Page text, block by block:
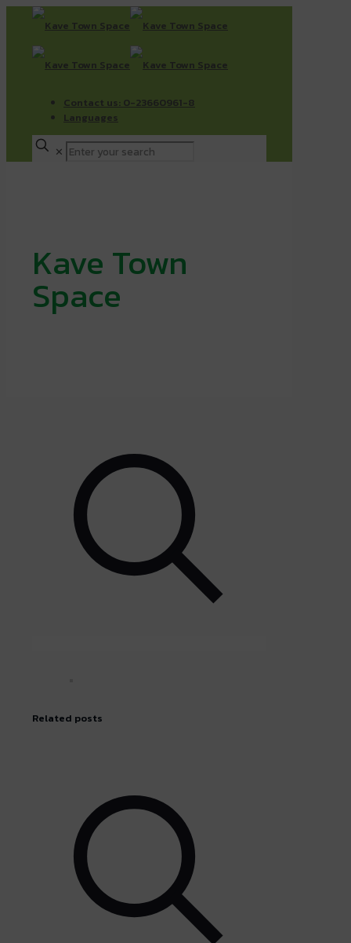
Contact us: 0-23660961-8
Languages
✕
Kave Town
Space
Related posts